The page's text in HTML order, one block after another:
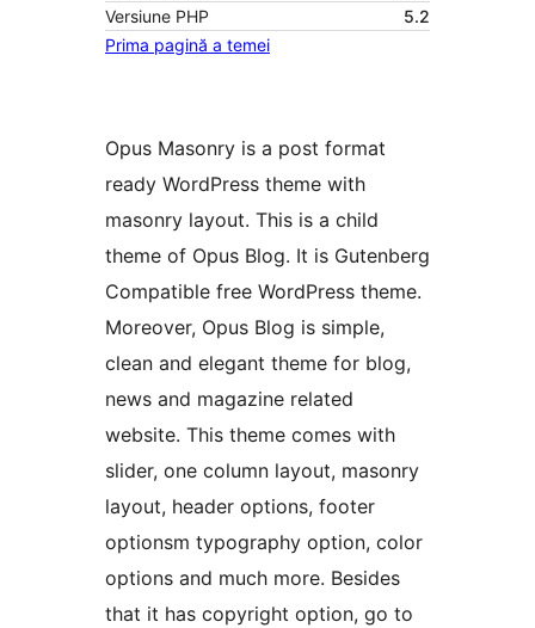
Versiune PHP
5.2
Prima pagină a temei
Opus Masonry is a post format
ready WordPress theme with
masonry layout. This is a child
theme of Opus Blog. It is Gutenberg
Compatible free WordPress theme.
Moreover, Opus Blog is simple,
clean and elegant theme for blog,
news and magazine related
website. This theme comes with
slider, one column layout, masonry
layout, header options, footer
optionsm typography option, color
options and much more. Besides
that it has copyright option, go to